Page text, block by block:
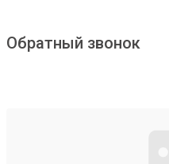
Обратный звонок